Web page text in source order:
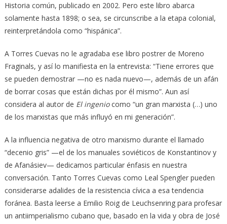
Historia común, publicado en 2002. Pero este libro abarca
solamente hasta 1898; o sea, se circunscribe a la etapa colonial,
reinterpretándola como “hispánica”.
A Torres Cuevas no le agradaba ese libro postrer de Moreno
Fraginals, y así lo manifiesta en la entrevista: “Tiene errores que
se pueden demostrar —no es nada nuevo—, además de un afán
de borrar cosas que están dichas por él mismo”. Aun así
considera al autor de El ingeniocomo “un gran marxista (…) uno
de los marxistas que más influyó en mi generación”.
A la influencia negativa de otro marxismo durante el llamado
“decenio gris” —el de los manuales soviéticos de Konstantinov y
de Afanásiev— dedicamos particular énfasis en nuestra
conversación. Tanto Torres Cuevas como Leal Spengler pueden
considerarse adalides de la resistencia cívica a esa tendencia
foránea. Basta leerse a Emilio Roig de Leuchsenring para profesar
un antiimperialismo cubano que, basado en la vida y obra de José